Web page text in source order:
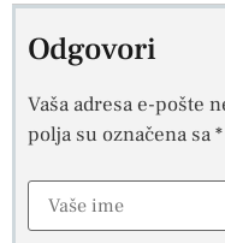
Odgovori
Vaša adresa e-pošte
polja su označena sa